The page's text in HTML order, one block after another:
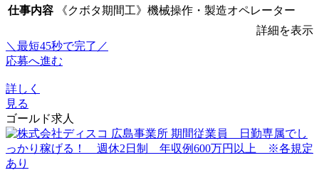
仕事内容
《クボタ期間工》機械操作・製造オペレーター
詳細を表示
＼最短45秒で完了／
応募へ進む
詳しく
見る
ゴールド求人